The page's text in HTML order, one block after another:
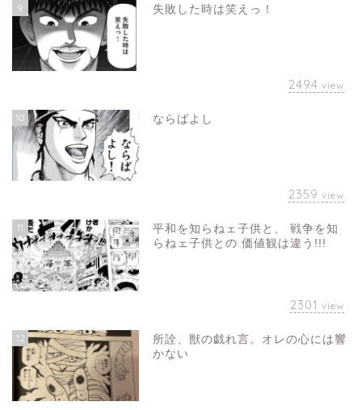
9 失敗した時は笑えっ！
2494 view
10 ならばよし
2359 view
11
平和を知らねェ子供と、 戦争を知
らねェ子供との 価値観は違う!!!
2301 view
12
所詮、獣の戯れ言。オレの心には響
かない